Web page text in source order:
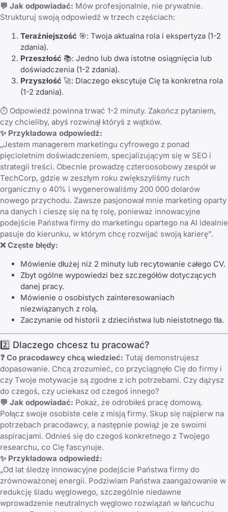
💬 Jak odpowiadać: Mów profesjonalnie, nie prywatnie.
Strukturuj swoją odpowiedź w trzech częściach:
Teraźniejszość 🎯: Twoja aktualna rola i ekspertyza (1-2
zdania).
Przeszłość 📚: Jedno lub dwa istotne osiągnięcia lub
doświadczenia (1-2 zdania).
Przyszłość 🚀: Dlaczego ekscytuje Cię ta konkretna rola
(1-2 zdania).
⏱️ Odpowiedź powinna trwać 1-2 minuty. Zakończ pytaniem,
czy chcieliby, abyś rozwinął któryś z wątków.
✨ Przykładowa odpowiedź:
„Jestem managerem marketingu cyfrowego z ponad
pięcioletnim doświadczeniem, specjalizującym się w SEO i
strategii treści. Obecnie prowadzę czteroosobowy zespół w
TechCorp, gdzie w zeszłym roku zwiększyliśmy ruch
organiczny o 40% i wygenerowaliśmy 200 000 dolarów
nowego przychodu. Zawsze pasjonował mnie marketing oparty
na danych i cieszę się na tę rolę, ponieważ innowacyjne
podejście Państwa firmy do marketingu opartego na AI idealnie
pasuje do kierunku, w którym chcę rozwijać swoją karierę”.
❌ Częste błędy:
Mówienie dłużej niż 2 minuty lub recytowanie całego CV.
Zbyt ogólne wypowiedzi bez szczegółów dotyczących
danej pracy.
Mówienie o osobistych zainteresowaniach
niezwiązanych z rolą.
Zaczynanie od historii z dzieciństwa lub nieistotnego tła.
2️⃣ Dlaczego chcesz tu pracować?
❓ Co pracodawcy chcą wiedzieć: Tutaj demonstrujesz
dopasowanie. Chcą zrozumieć, co przyciągnęło Cię do firmy i
czy Twoje motywacje są zgodne z ich potrzebami. Czy dążysz
do czegoś, czy uciekasz od czegoś innego?
💬 Jak odpowiadać: Pokaż, że odrobiłeś pracę domową.
Połącz swoje osobiste cele z misją firmy. Skup się najpierw na
potrzebach pracodawcy, a następnie powiąż je ze swoimi
aspiracjami. Odnieś się do czegoś konkretnego z Twojego
researchu, co Cię fascynuje.
✨ Przykładowa odpowiedź:
„Od lat śledzę innowacyjne podejście Państwa firmy do
zrównoważonej energii. Podziwiam Państwa zaangażowanie w
redukcję śladu węglowego, szczególnie niedawne
wprowadzenie neutralnych węglowo rozwiązań w łańcuchu